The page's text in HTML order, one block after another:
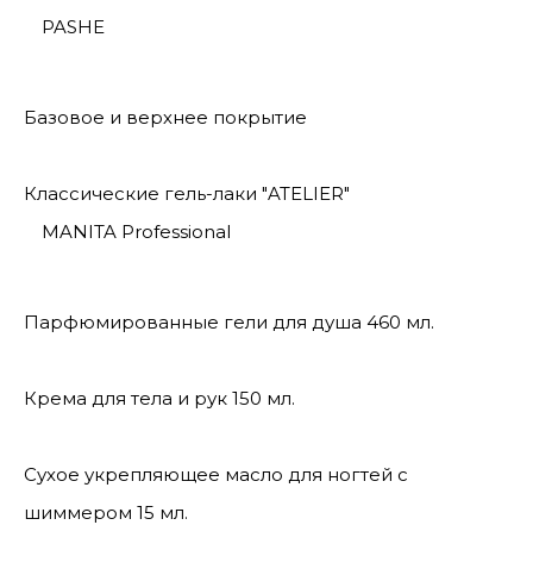
PASHE
Базовое и верхнее покрытие
Классические гель-лаки "ATELIER"
MANITA Professional
Парфюмированные гели для душа 460 мл.
Крема для тела и рук 150 мл.
Сухое укрепляющее масло для ногтей с
шиммером 15 мл.